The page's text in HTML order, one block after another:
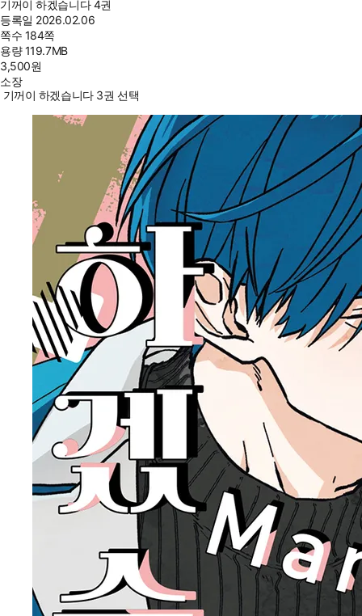
기꺼이 하겠습니다 4권
등록일 2026.02.06
쪽수 184쪽
용량119.7MB
3,500원
소장
기꺼이 하겠습니다 3권 선택